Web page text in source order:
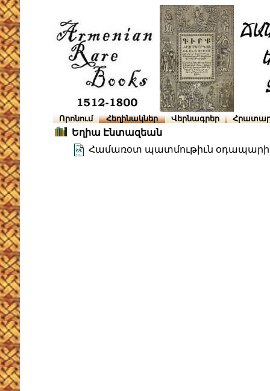
Որոնում Հեղինակներ Վերնագրեր
Եղիա Էնտազեան
Համառօտ պատմութիւն